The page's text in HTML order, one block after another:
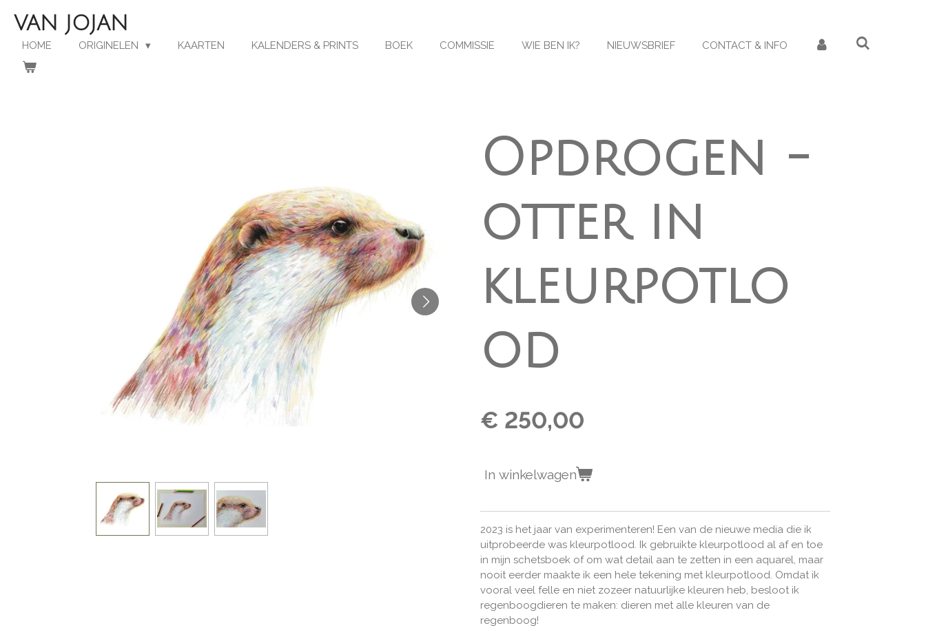
Ga
direct
naar
hoofdinhoud
VAN JOJAN
HOME ORIGINELEN KAARTEN KALENDERS & PRINTS BOEK COMMISSIE WIE BEN IK? NIEUWSBRIEF CONTACT & INFO
Opdrogen -
otter in
kleurpotlo
od
€ 250,00
In winkelwagen
2023 is het jaar van experimenteren! Een van de nieuwe media die ik
uitprobeerde was kleurpotlood. Ik gebruikte kleurpotlood al af en toe
in mijn schetsboek of om wat detail aan te zetten in een aquarel, maar
nooit eerder maakte ik een hele tekening met kleurpotlood. Omdat ik
vooral veel felle en niet zozeer natuurlijke kleuren heb, besloot ik
regenboogdieren te maken: dieren met alle kleuren van de
regenboog!